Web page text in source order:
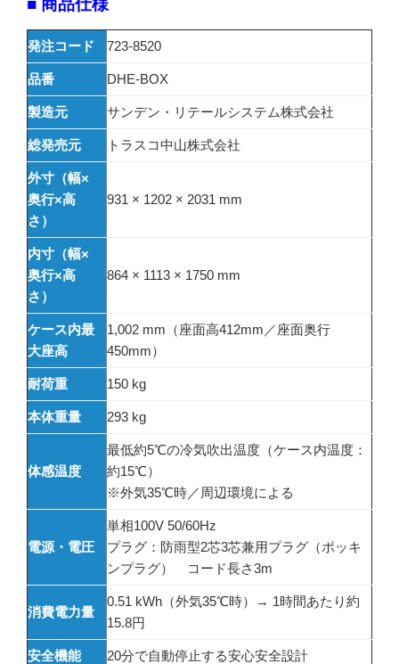
■ 商品仕様
発注コード 723-8520
品番 DHE-BOX
製造元 サンデン・リテールシステム株式会社
総発売元 トラスコ中山株式会社
外寸（幅×
奥行×高
さ）
931 × 1202 × 2031 mm
内寸（幅×
奥行×高
さ）
864 × 1113 × 1750 mm
ケース内最
大座高
1,002 mm（座面高412mm／座面奥行
450mm）
耐荷重 150 kg
本体重量 293 kg
体感温度
最低約5℃の冷気吹出温度（ケース内温度：
約15℃）
※外気35℃時／周辺環境による
電源・電圧
単相100V 50/60Hz
プラグ：防雨型2芯3芯兼用プラグ（ポッキ
ンプラグ） コード長さ3m
消費電力量
0.51 kWh（外気35℃時）→ 1時間あたり約
15.8円
安全機能 20分で自動停止する安心安全設計